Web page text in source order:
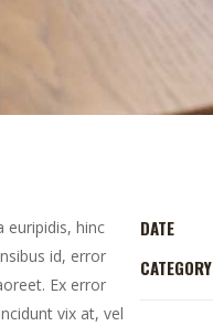
euripidis, hinc
id, error
Ex error
vix at, vel
DATE
CATEGORY